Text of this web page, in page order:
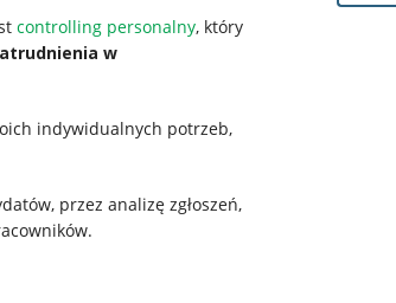
controlling personalny, który
w
indywidualnych potrzeb,
przez analizę zgłoszeń,